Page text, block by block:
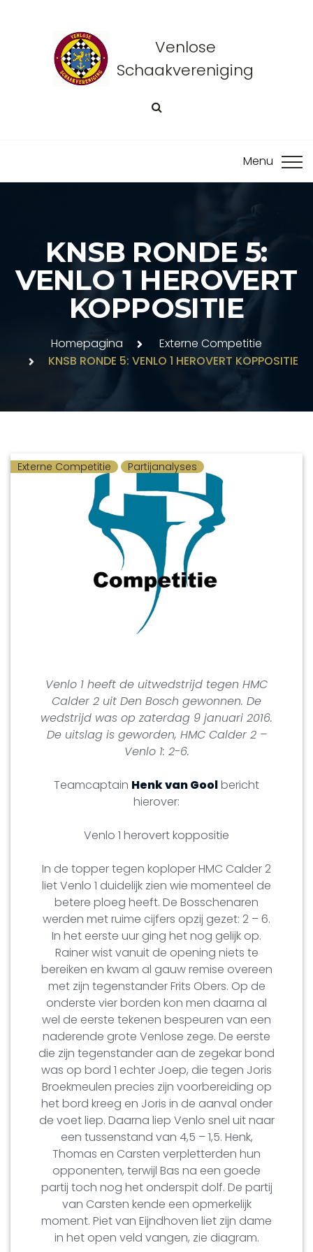
Venlose
Schaakvereniging
KNSB RONDE 5:
VENLO 1 HEROVERT
KOPPOSITIE
Homepagina
Externe Competitie
KNSB RONDE 5: VENLO 1 HEROVERT KOPPOSITIE
Externe Competitie Partijanalyses
Venlo 1 heeft de uitwedstrijd tegen HMC
Calder 2 uit Den Bosch gewonnen. De
wedstrijd was op zaterdag 9 januari 2016.
De uitslag is geworden, HMC Calder 2 –
Venlo 1: 2-6.
Teamcaptain Henk van Goolbericht
hierover:
Venlo 1 herovert koppositie
In de topper tegen koploper HMC Calder 2
liet Venlo 1 duidelijk zien wie momenteel de
betere ploeg heeft. De Bosschenaren
werden met ruime cijfers opzij gezet: 2 – 6.
In het eerste uur ging het nog gelijk op.
Rainer wist vanuit de opening niets te
bereiken en kwam al gauw remise overeen
met zijn tegenstander Frits Obers. Op de
onderste vier borden kon men daarna al
wel de eerste tekenen bespeuren van een
naderende grote Venlose zege. De eerste
die zijn tegenstander aan de zegekar bond
was op bord 1 echter Joep, die tegen Joris
Broekmeulen precies zijn voorbereiding op
het bord kreeg en Joris in de aanval onder
de voet liep. Daarna liep Venlo snel uit naar
een tussenstand van 4,5 – 1,5. Henk,
Thomas en Carsten verpletterden hun
opponenten, terwijl Bas na een goede
partij toch nog het onderspit dolf. De partij
van Carsten kende een opmerkelijk
moment. Piet van Eijndhoven liet zijn dame
in het open veld vangen, zie diagram.